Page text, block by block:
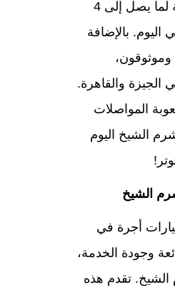
استئجار سيارة خاصة مكيفة لما يصل إلى 4
دولارًا في اليوم. بالإضافة
وموثوقون،
والقاهرة.
المواصلات
الشيخ اليوم
الشيخ
أجرة في
وجودة الخدمة،
تقدم هذه